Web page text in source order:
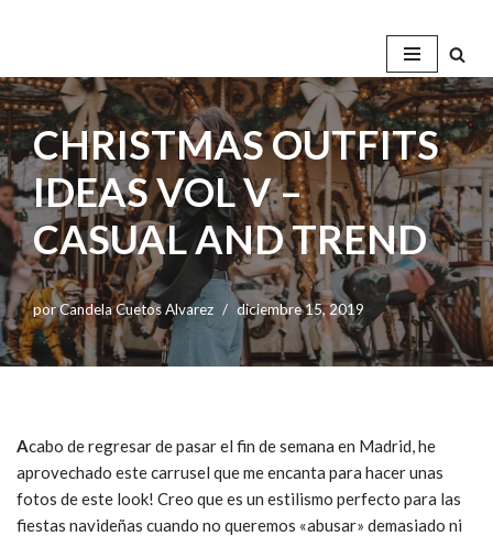
al
contenido
CHRISTMAS OUTFITS
IDEAS VOL V –
CASUAL AND TREND
porCandela Cuetos Alvarez diciembre 15, 2019
Acabo de regresar de pasar el fin de semana en Madrid, he
aprovechado este carrusel que me encanta para hacer unas
fotos de este look! Creo que es un estilismo perfecto para las
fiestas navideñas cuando no queremos «abusar» demasiado ni